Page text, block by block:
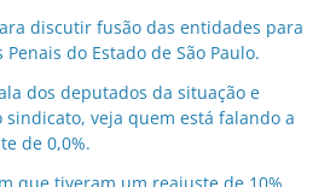
discutir fusão das entidades para
do Estado de São Paulo.
dos deputados da situação e
sindicato, veja quem está falando a
de 0,0%.
que tiveram um reajuste de 10%,